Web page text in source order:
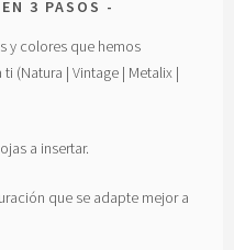
3 PASOS
y colores que hemos
(Natura | Vintage | Metalix |
a insertar.
que se adapte mejor a